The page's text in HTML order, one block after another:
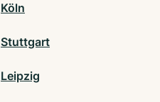
Köln
Stuttgart
Leipzig